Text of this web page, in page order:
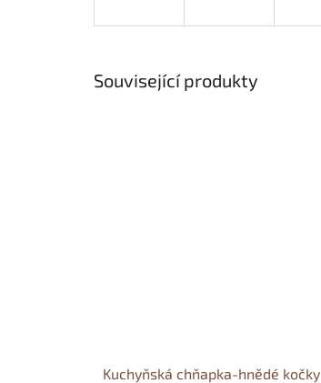
Související produkty
Kuchyňská chňapka-hnědé kočky